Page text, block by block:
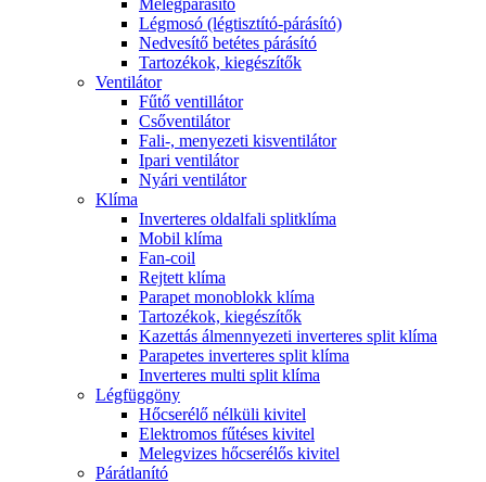
Melegpárásító
Légmosó (légtisztító-párásító)
Nedvesítő betétes párásító
Tartozékok, kiegészítők
Ventilátor
Fűtő ventillátor
Csőventilátor
Fali-, menyezeti kisventilátor
Ipari ventilátor
Nyári ventilátor
Klíma
Inverteres oldalfali splitklíma
Mobil klíma
Fan-coil
Rejtett klíma
Parapet monoblokk klíma
Tartozékok, kiegészítők
Kazettás álmennyezeti inverteres split klíma
Parapetes inverteres split klíma
Inverteres multi split klíma
Légfüggöny
Hőcserélő nélküli kivitel
Elektromos fűtéses kivitel
Melegvizes hőcserélős kivitel
Párátlanító